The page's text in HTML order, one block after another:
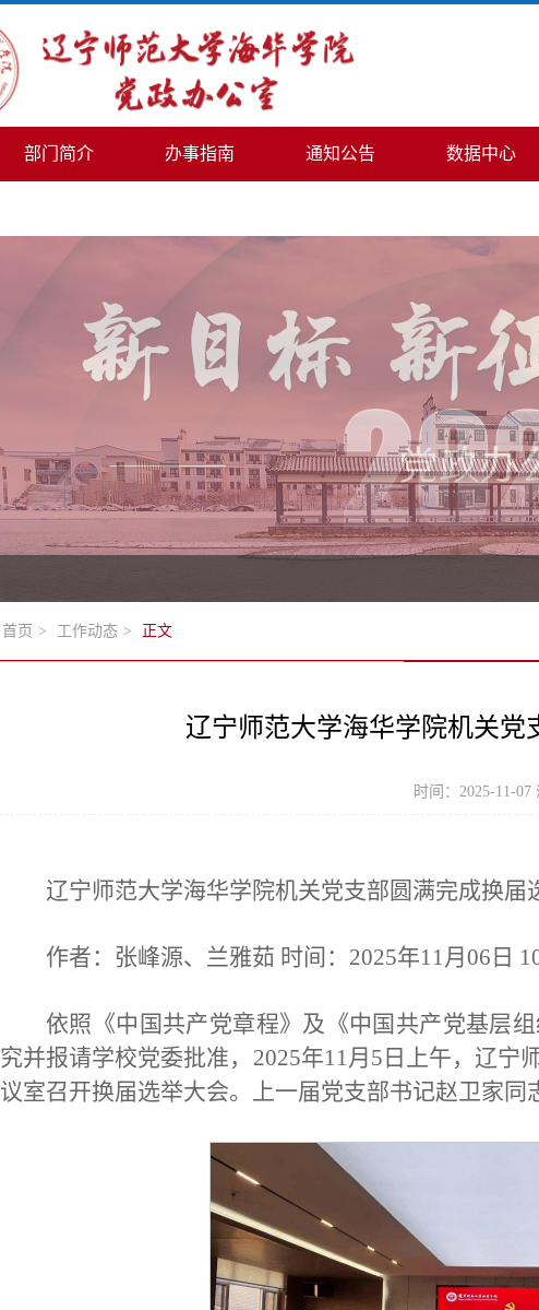
部门简介 办事指南 通知公告 数据中心
首页 > 工作动态 > 正文
辽宁师范大学海华学院机关党
时间：2025-11-07
辽宁师范大学海华学院机关党支部圆满完成换届
作者：张峰源、兰雅茹 时间：2025年11月06日
依照《中国共产党章程》及《中国共产党基层
究并报请学校党委批准，2025年11月5日上午，辽
议室召开换届选举大会。上一届党支部书记赵卫家同